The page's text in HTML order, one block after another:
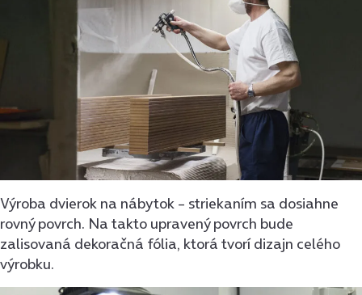
Výroba dvierok na nábytok – striekaním sa dosiahne
rovný povrch. Na takto upravený povrch bude
zalisovaná dekoračná fólia, ktorá tvorí dizajn celého
výrobku.